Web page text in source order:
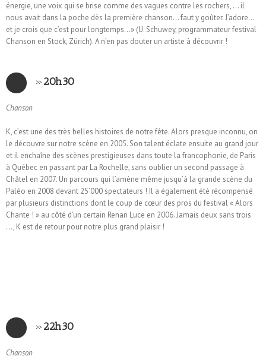
énergie, une voix qui se brise comme des vagues contre les rochers, … il
nous avait dans la poche dès la première chanson… faut y goûter. J’adore…
et je crois que c’est pour longtemps…» (U. Schuwey, programmateur festival
Chanson en Stock, Zürich). A n’en pas douter un artiste à découvrir !
»20h30
Chanson
K, c’est une des très belles histoires de notre fête. Alors presque inconnu, on
le découvre sur notre scène en 2005. Son talent éclate ensuite au grand jour
et il enchaîne des scènes prestigieuses dans toute la francophonie, de Paris
à Québec en passant par La Rochelle, sans oublier un second passage à
Châtel en 2007. Un parcours qui l’amène même jusqu’à la grande scène du
Paléo en 2008 devant 25’000 spectateurs ! Il a également été récompensé
par plusieurs distinctions dont le coup de cœur des pros du festival « Alors
Chante ! » au côté d’un certain Renan Luce en 2006. Jamais deux sans trois
…, K est de retour pour notre plus grand plaisir !
»22h30
Chanson